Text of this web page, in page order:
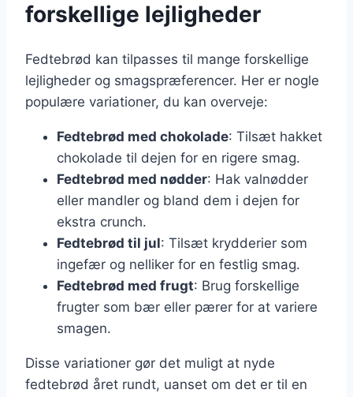
forskellige lejligheder
Fedtebrød kan tilpasses til mange forskellige
lejligheder og smagspræferencer. Her er nogle
populære variationer, du kan overveje:
Fedtebrød med chokolade: Tilsæt hakket
chokolade til dejen for en rigere smag.
Fedtebrød med nødder: Hak valnødder
eller mandler og bland dem i dejen for
ekstra crunch.
Fedtebrød til jul: Tilsæt krydderier som
ingefær og nelliker for en festlig smag.
Fedtebrød med frugt: Brug forskellige
frugter som bær eller pærer for at variere
smagen.
Disse variationer gør det muligt at nyde
fedtebrød året rundt, uanset om det er til en